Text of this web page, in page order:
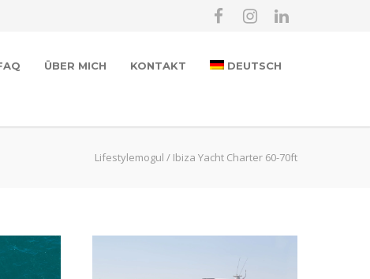
ÜBER MICH KONTAKT DEUTSCH
Lifestylemogul / Ibiza Yacht Charter 60-70ft